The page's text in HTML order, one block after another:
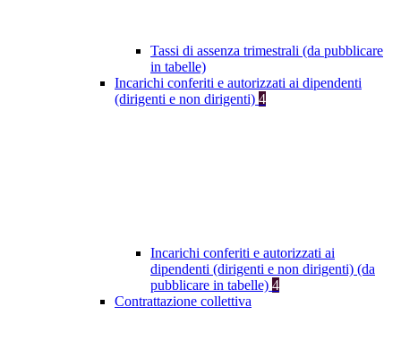
Tassi di assenza trimestrali (da pubblicare
in tabelle)
Incarichi conferiti e autorizzati ai dipendenti
(dirigenti e non dirigenti) 4
Incarichi conferiti e autorizzati ai
dipendenti (dirigenti e non dirigenti) (da
pubblicare in tabelle) 4
Contrattazione collettiva